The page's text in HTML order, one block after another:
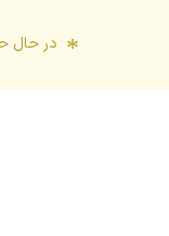
در حال